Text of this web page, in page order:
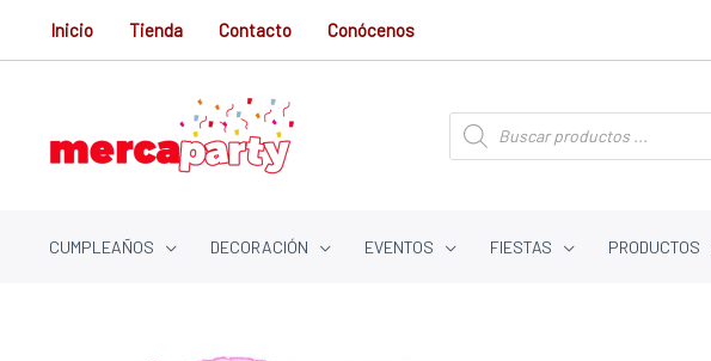
Inicio Tienda Contacto Conócenos
Búsqueda
de
productos
CUMPLEAÑOS DECORACIÓN EVENTOS FIESTAS PRODUCTOS